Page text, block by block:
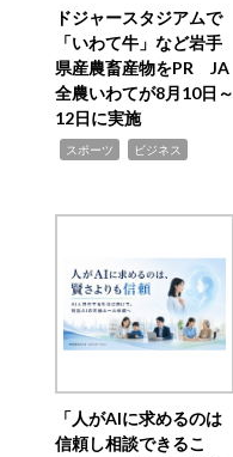
ドジャースタジアムで
「いわて牛」など岩手
県産農畜産物をPR JA
全農いわてが8月10日～
12日に実施
スポーツ ビジネス
「人がAIに求めるのは
信頼し相談できるこ